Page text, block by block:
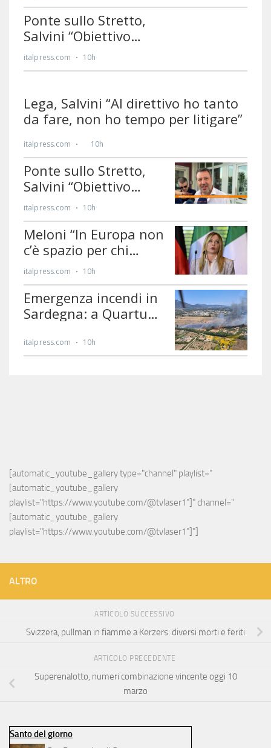
[automatic_youtube_gallery type="channel" playlist="
[automatic_youtube_gallery
playlist="https://www.youtube.com/@tvlaser1"]" channel="
[automatic_youtube_gallery
playlist="https://www.youtube.com/@tvlaser1"]"]
ALTRO
ARTICOLO SUCCESSIVO
Svizzera, pullman in fiamme a Kerzers: diversi morti e feriti
ARTICOLO PRECEDENTE
Superenalotto, numeri combinazione vincente oggi 10
marzo
Santo del giorno